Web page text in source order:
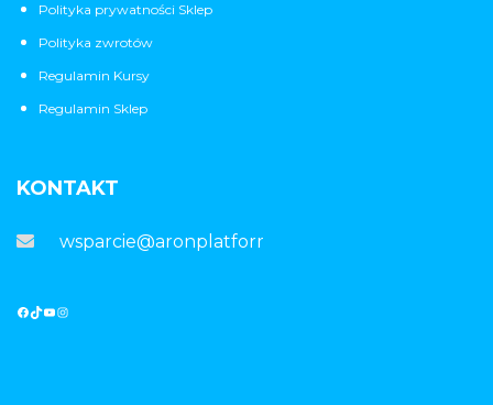
Polityka prywatności Sklep
Polityka zwrotów
Regulamin Kursy
Regulamin Sklep
KONTAKT
wsparcie@aronplatforma.pl